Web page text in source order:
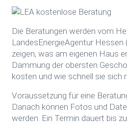
Die Beratungen werden vom
LandesEnergieAgentur Hessen
zeigen, was am eigenen Haus
Dämmung der obersten
kosten und wie schnell sie sich
Voraussetzung für eine
Danach können Fotos und
werden. Ein Termin dauert bis